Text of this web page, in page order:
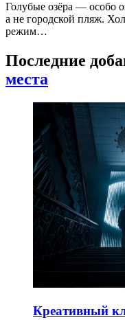
Голубые озёра — особо
а не городской пляж.
режим…
Последние
места
Креативный